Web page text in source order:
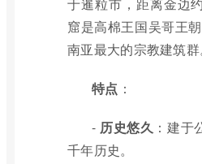
窟是高棉王国吴哥王
南亚最大的宗教建筑群
特点 ：
- 历史悠久 ：建于
千年历史。